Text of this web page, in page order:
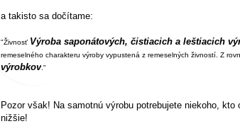
a takisto sa dočítame:
"Živnosť Výroba saponátových, čistiacich a leštiacich
remeselného charakteru výroby vypustená z remeselných živností. Z
výrobkov ."
Pozor však! Na samotnú výrobu potrebujete niekoho,
nižšie!